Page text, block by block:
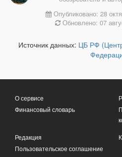
Опубликовано: 28
Обновлено: 07
Источник данных: ЦБ РФ
О сервисе
Финансовый словарь
Редакция
Пользовательское соглашение